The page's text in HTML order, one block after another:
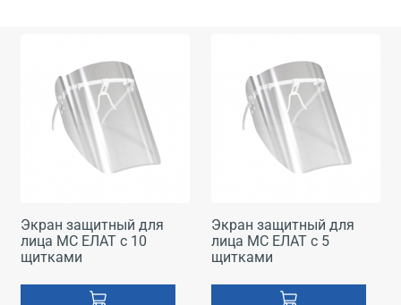
Экран защитный для
лица МС ЕЛАТ с 10
щитками
Экран защитный для
лица МС ЕЛАТ с 5
щитками